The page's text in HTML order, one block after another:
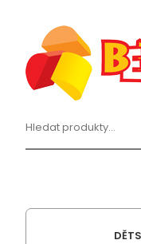
Hledat: